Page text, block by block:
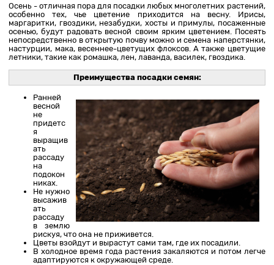
Осень - отличная пора для посадки любых многолетних растений,
особенно тех, чье цветение приходится на весну. Ирисы,
маргаритки, гвоздики, незабудки, хосты и примулы, посаженные
осенью, будут радовать весной своим ярким цветением. Посеять
непосредственно в открытую почву можно и семена наперстянки,
настурции, мака, весеннее-цветущих флоксов. А также цветущие
летники, такие как ромашка, лен, лаванда, василек, гвоздика.
Преимущества посадки семян:
Ранней
весной
не
придетс
я
выращив
ать
рассаду
на
подокон
никах.
Не нужно
высажив
ать
рассаду
в землю
рискуя, что она не приживется.
Цветы взойдут и вырастут сами там, где их посадили.
В холодное время года растения закаляются и потом легче
адаптируются к окружающей среде.